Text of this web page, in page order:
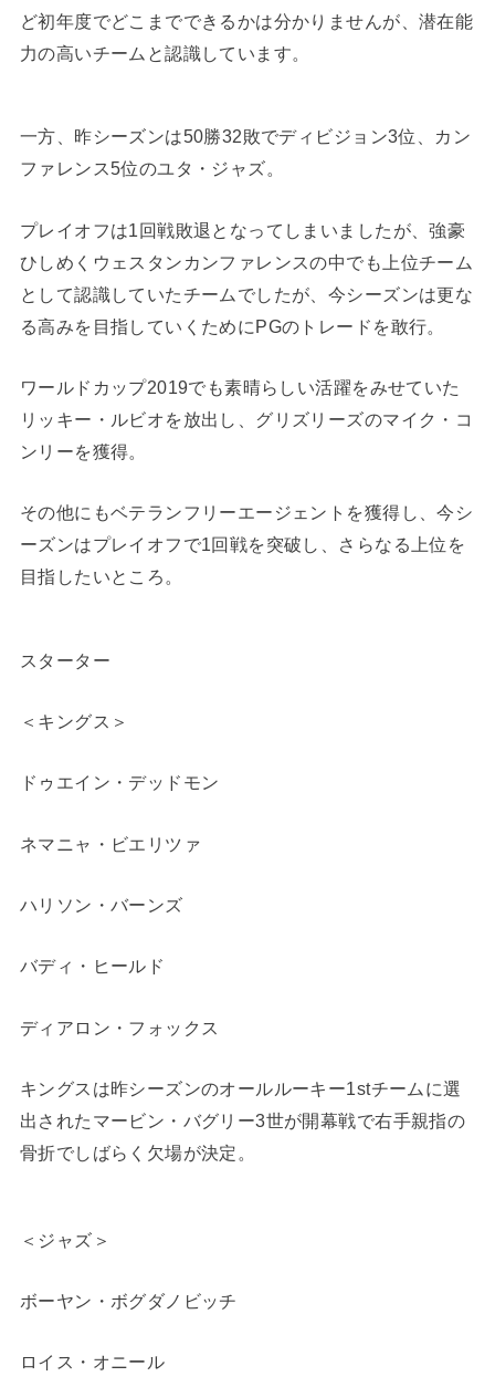
ど初年度でどこまでできるかは分かりませんが、潜在能
力の高いチームと認識しています。
一方、昨シーズンは50勝32敗でディビジョン3位、カン
ファレンス5位のユタ・ジャズ。
プレイオフは1回戦敗退となってしまいましたが、強豪
ひしめくウェスタンカンファレンスの中でも上位チーム
として認識していたチームでしたが、今シーズンは更な
る高みを目指していくためにPGのトレードを敢行。
ワールドカップ2019でも素晴らしい活躍をみせていた
リッキー・ルビオを放出し、グリズリーズのマイク・コ
ンリーを獲得。
その他にもベテランフリーエージェントを獲得し、今シ
ーズンはプレイオフで1回戦を突破し、さらなる上位を
目指したいところ。
スターター
＜キングス＞
ドゥエイン・デッドモン
ネマニャ・ビエリツァ
ハリソン・バーンズ
バディ・ヒールド
ディアロン・フォックス
キングスは昨シーズンのオールルーキー1stチームに選
出されたマービン・バグリー3世が開幕戦で右手親指の
骨折でしばらく欠場が決定。
＜ジャズ＞
ボーヤン・ボグダノビッチ
ロイス・オニール